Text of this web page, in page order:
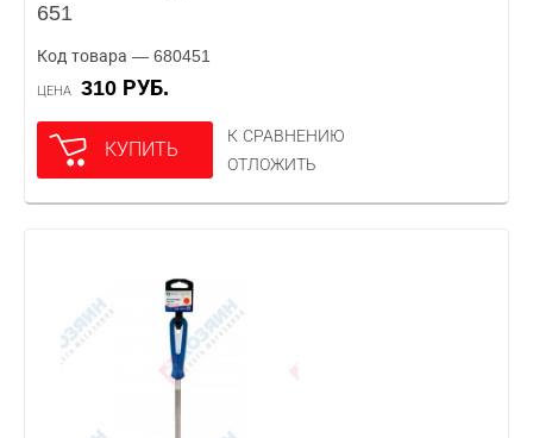
651
Код товара — 680451
ЦЕНА 310 РУБ.
КУПИТЬ
К СРАВНЕНИЮ
ОТЛОЖИТЬ